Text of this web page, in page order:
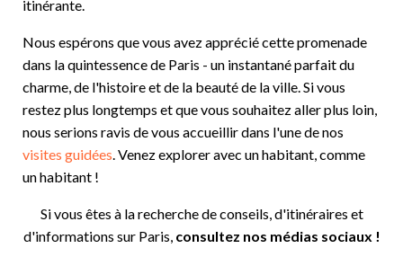
itinérante.
Nous espérons que vous avez apprécié cette promenade
dans la quintessence de Paris - un instantané parfait du
charme, de l'histoire et de la beauté de la ville. Si vous
restez plus longtemps et que vous souhaitez aller plus loin,
nous serions ravis de vous accueillir dans l'une de nos
visites guidées. Venez explorer avec un habitant, comme
un habitant !
Si vous êtes à la recherche de conseils, d'itinéraires et
d'informations sur Paris, consultez nos médias sociaux !